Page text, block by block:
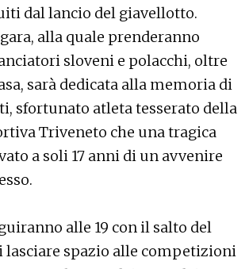
dal lancio del giavellotto.
alla quale prenderanno
sloveni e polacchi, oltre
sarà dedicata alla memoria di
sfortunato atleta tesserato della
Triveneto che una tragica
a soli 17 anni di un avvenire
alle 19 con il salto del
lasciare spazio alle competizioni